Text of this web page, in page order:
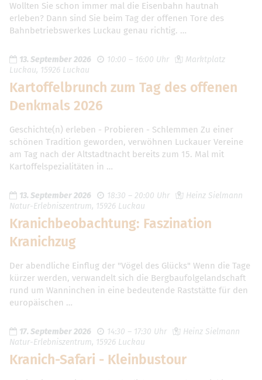
Wollten Sie schon immer mal die Eisenbahn hautnah
erleben? Dann sind Sie beim Tag der offenen Tore des
Bahnbetriebswerkes Luckau genau richtig. …
13. September 2026 10:00 – 16:00 Uhr
Marktplatz
Luckau, 15926 Luckau
Kartoffelbrunch zum Tag des offenen
Denkmals 2026
Geschichte(n) erleben - Probieren - Schlemmen Zu einer
schönen Tradition geworden, verwöhnen Luckauer Vereine
am Tag nach der Altstadtnacht bereits zum 15. Mal mit
Kartoffelspezialitäten in …
13. September 2026 18:30 – 20:00 Uhr
Heinz Sielmann
Natur-Erlebniszentrum, 15926 Luckau
Kranichbeobachtung: Faszination
Kranichzug
Der abendliche Einflug der "Vögel des Glücks" Wenn die Tage
kürzer werden, verwandelt sich die Bergbaufolgelandschaft
rund um Wanninchen in eine bedeutende Raststätte für den
europäischen …
17. September 2026 14:30 – 17:30 Uhr
Heinz Sielmann
Natur-Erlebniszentrum, 15926 Luckau
Kranich-Safari - Kleinbustour